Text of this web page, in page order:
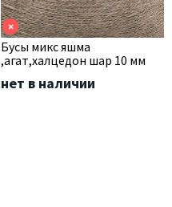
×
Бусы микс яшма
,агат,халцедон шар 10 мм
нет в наличии